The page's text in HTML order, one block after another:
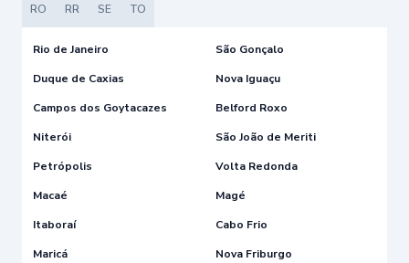
RO RR SE TO
Rio de Janeiro
São Gonçalo
Duque de Caxias
Nova Iguaçu
Campos dos Goytacazes
Belford Roxo
Niterói
São João de Meriti
Petrópolis
Volta Redonda
Macaé
Magé
Itaboraí
Cabo Frio
Maricá
Nova Friburgo